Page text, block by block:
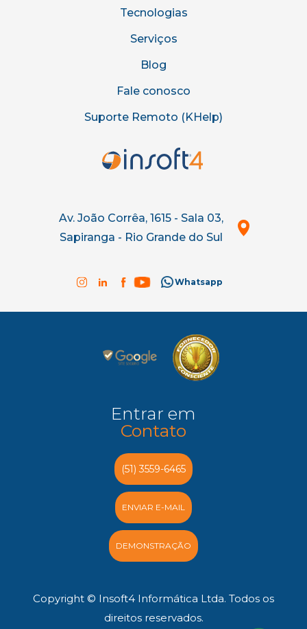
Tecnologias
Serviços
Blog
Fale conosco
Suporte Remoto (KHelp)
Av. João Corrêa, 1615 - Sala 03,
Sapiranga - Rio Grande do Sul
Whatsapp
Entrar em
Contato
(51) 3559-6465
ENVIAR E-MAIL
DEMONSTRAÇÃO
Copyright © Insoft4 Informática Ltda. Todos os
direitos reservados.